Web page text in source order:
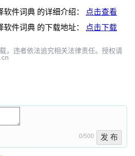
软件词典 的详细介绍：
点击查看
软件词典 的下载地址： 点击下载
，违者依法追究相关法律责任。授权请
0/500 发 布